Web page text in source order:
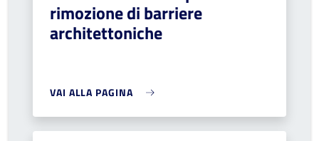
rimozione di barriere
architettoniche
VAI ALLA PAGINA